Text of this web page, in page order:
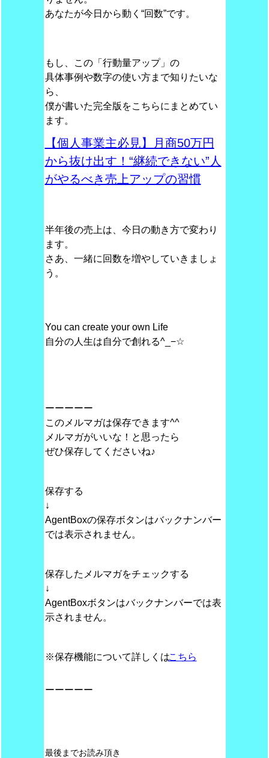
あなたが今日から動く“回数”です。
もし、この「行動量アップ」の
具体事例や数字の使い方まで知りたいな
ら、
僕が書いた完全版をこちらにまとめてい
ます。
【個人事業主必見】月商50万円
から抜け出す！“継続できない”人
がやるべき売上アップの習慣
半年後の売上は、今日の動き方で変わり
ます。
さあ、一緒に回数を増やしていきましょ
う。
You can create your own Life
自分の人生は自分で創れる^_−☆
ーーーーー
このメルマガは保存できます^^
メルマガがいいな！と思ったら
ぜひ保存してくださいね♪
保存する
↓
AgentBoxの保存ボタンはバックナンバー
では表示されません。
保存したメルマガをチェックする
↓
AgentBoxボタンはバックナンバーでは表
示されません。
※保存機能について詳しくはこちら
ーーーーー
最後までお読み頂き